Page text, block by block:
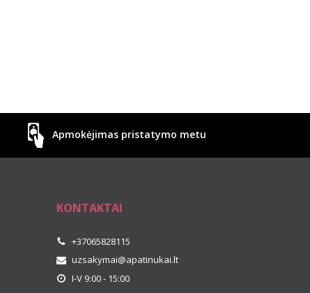
Apmokėjimas pristatymo metu
KONTAKTAI
+37065828115
uzsakymai@apatinukai.lt
I-V 9:00 - 15:00